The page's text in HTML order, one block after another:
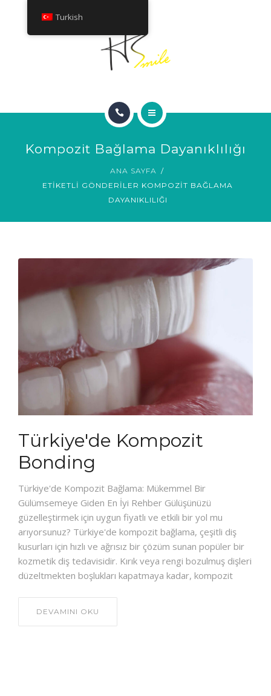
HAKKINDA
GÜLÜMSEME GALERISI
HAKKINDA
Kompozit Bağlama Dayanıklılığı
ANA SAYFA
ETIKETLI GÖNDERILER KOMPOZIT BAĞLAMA
DAYANIKLILIĞI
Türkiye'de Kompozit
Bonding
Türkiye'de Kompozit Bağlama: Mükemmel Bir
Gülümsemeye Giden En İyi Rehber Gülüşünüzü
güzelleştirmek için uygun fiyatlı ve etkili bir yol mu
arıyorsunuz? Türkiye'de kompozit bağlama, çeşitli diş
kusurları için hızlı ve ağrısız bir çözüm sunan popüler bir
kozmetik diş tedavisidir. Kırık veya rengi bozulmuş dişleri
düzeltmekten boşlukları kapatmaya kadar, kompozit
DEVAMINI OKU
Turkish